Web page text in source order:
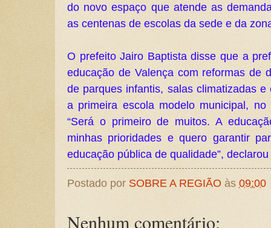
do novo espaço que atende as
as centenas de escolas da sede e da
O prefeito Jairo Baptista disse que a
educação de Valença com reformas de
de parques infantis, salas climatizadas
a primeira escola modelo municipal, no
“Será o primeiro de muitos. A
minhas prioridades e quero garantir
educação pública de qualidade”,
Postado por SOBRE A REGIÃO às 09:00
Nenhum comentário: